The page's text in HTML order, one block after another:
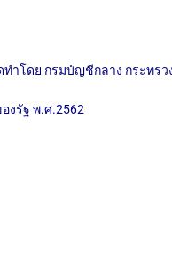
ำโดย กรมบัญชีกลาง กระทรว
งรัฐ พ.ศ.2562